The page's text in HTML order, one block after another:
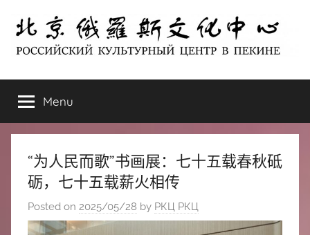
content
北
京
俄
罗
斯
ЦЕНТР
В
ПЕКИНЕ
Menu
“为人民而歌”书画展：七十五载春秋砥
砺，七十五载薪火相传
Posted on 2025/05/28 by РКЦ РКЦ